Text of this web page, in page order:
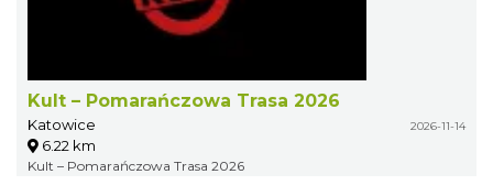
Kult – Pomarańczowa Trasa 2026
Katowice 2026-11-14
6.22 km
Kult – Pomarańczowa Trasa 2026